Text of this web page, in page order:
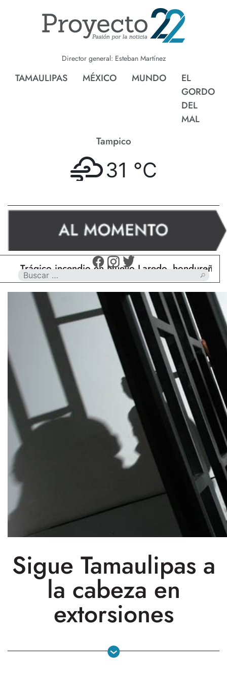
Director general: Esteban Martínez
TAMAULIPAS MÉXICO MUNDO
EL
GORDO
DEL
MAL
Tampico
31 °C
incendio en Nuevo Laredo, hondureño muere
Sigue Tamaulipas a
la cabeza en
extorsiones